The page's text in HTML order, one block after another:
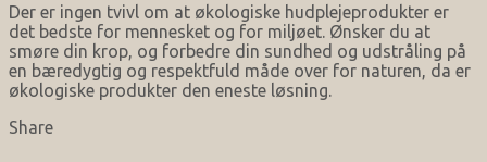
Der er ingen tvivl om at økologiske hudplejeprodukter er
det bedste for mennesket og for miljøet. Ønsker du at
smøre din krop, og forbedre din sundhed og udstråling på
en bæredygtig og respektfuld måde over for naturen, da er
økologiske produkter den eneste løsning.
Share